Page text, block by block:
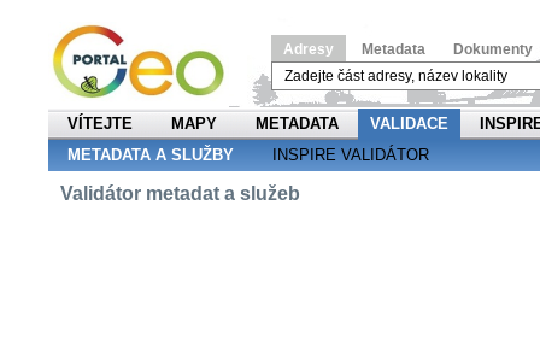
Adresy Metadata Dokumenty
VÍTEJTE MAPY METADATA VALIDACE
METADATA A SLUŽBY
INSPIRE VALIDÁTOR
Validátor metadat a služeb